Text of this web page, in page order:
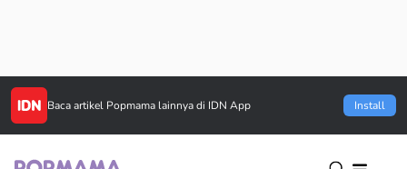
Baca artikel Popmama lainnya di IDN App Install